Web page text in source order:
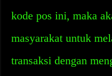
kode pos ini, maka
masyarakat untuk
transaksi dengan